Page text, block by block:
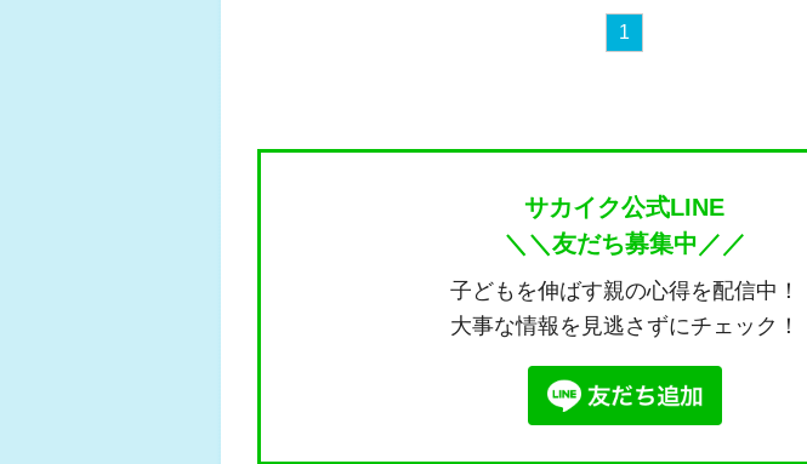
1
サカイク公式LINE
＼＼友だち募集中／／
子どもを伸ばす親の心得を配信中！
大事な情報を見逃さずにチェック！